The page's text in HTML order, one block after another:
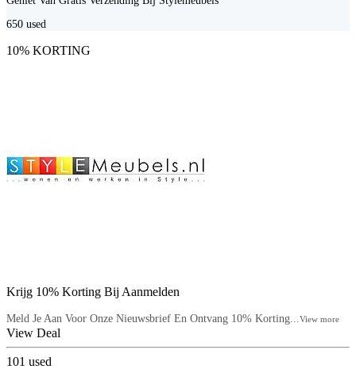
650 used
10% KORTING
Krijg 10% Korting Bij Aanmelden
Meld Je Aan Voor Onze Nieuwsbrief En Ontvang 10% Korting... View more
View Deal
101 used